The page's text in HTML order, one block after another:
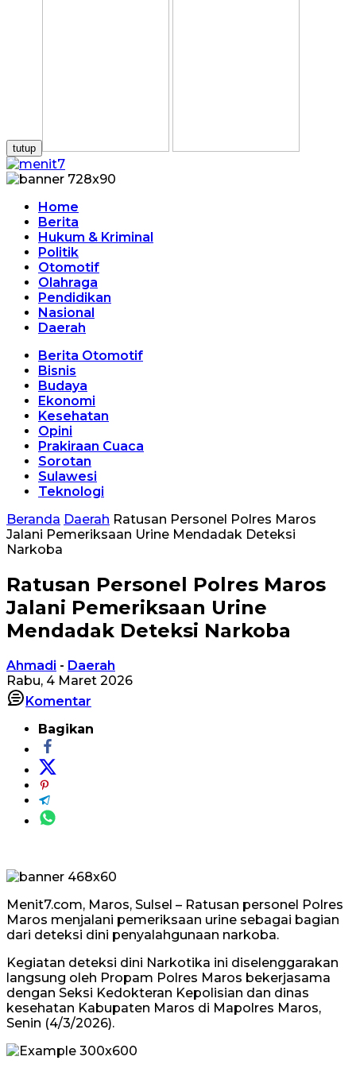
tutup
Home
Berita
Hukum & Kriminal
Politik
Otomotif
Olahraga
Pendidikan
Nasional
Daerah
Berita Otomotif
Bisnis
Budaya
Ekonomi
Kesehatan
Opini
Prakiraan Cuaca
Sorotan
Sulawesi
Teknologi
Beranda Daerah Ratusan Personel Polres Maros
Jalani Pemeriksaan Urine Mendadak Deteksi
Narkoba
Ratusan Personel Polres Maros
Jalani Pemeriksaan Urine
Mendadak Deteksi Narkoba
Ahmadi - Daerah
Rabu, 4 Maret 2026
Komentar
Bagikan
Menit7.com, Maros, Sulsel – Ratusan personel Polres
Maros menjalani pemeriksaan urine sebagai bagian
dari deteksi dini penyalahgunaan narkoba.
Kegiatan deteksi dini Narkotika ini diselenggarakan
langsung oleh Propam Polres Maros bekerjasama
dengan Seksi Kedokteran Kepolisian dan dinas
kesehatan Kabupaten Maros di Mapolres Maros,
Senin (4/3/2026).